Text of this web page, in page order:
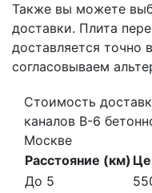
Также вы можете
доставки. Плита
доставляется точно
согласовываем
Стоимость
каналов В-6
Москве
Расстояние (км)
До 5